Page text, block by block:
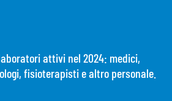
attivi nel 2024: medici,
fisioterapisti e altro personale.